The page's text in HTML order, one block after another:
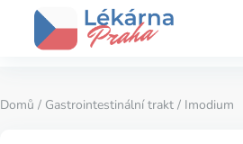
Domů / Gastrointestinální trakt / Imodium